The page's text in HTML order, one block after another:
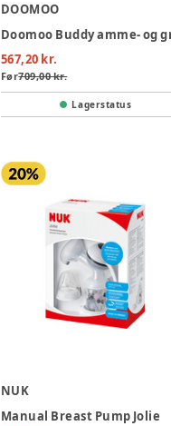
DOOMOO
567,20 kr.
Før709,00 kr.
Lagerstatus
NUK
Manual Breast Pump Jolie